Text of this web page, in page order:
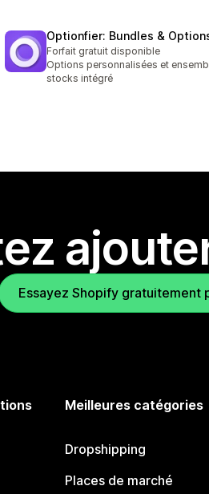
Optionfier: Bundles &
Forfait gratuit disponible
Options personnalisées et
stocks intégré
Essayez Shopify gratuitement
Meilleures catégories
Dropshipping
Places de marché